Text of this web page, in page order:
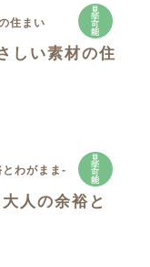
見
学
可
能
しい素材の住
見
学
可
能
人の余裕と